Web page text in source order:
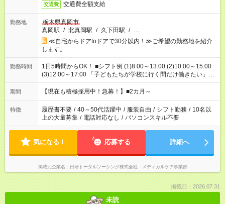
交通費 交通費全額支給
勤務地
栃木県真岡市
真岡駅 / 北真岡駅 / 久下田駅 / …
≪自宅からドアtoドアで30分以内！≫ご希望の勤務地を紹介
します。
勤務時間
1日5時間からOK！ ■シフト例 (1)8:00～13:00 (2)10:00～15:00
(3)12:00～17:00 「子どもたちが学校に行く間だけ働きたい」
「余裕を持って夕飯の準備がしたい」 「午前中は働いて、午後
はプライベートの時間にしたい」 など、ご希望を教えてくださ
間と、もう1つのお仕事の勤務時間。 合計で週40時間を超える
場合は応募できません。
期間 【現在も積極採用中！急募！】■2カ月～
特徴 履歴書不要 / 40～50代活躍中 / 服装自由 / シフト勤務 / 10名以
上の大量募集 / 電話対応なし / パソコンスキル不要
気になる！ 応募する 詳細へ
掲載元企業名 日研トータルソーシング株式会社 メディカルケア事業部
掲載日：2026.07.31
未読